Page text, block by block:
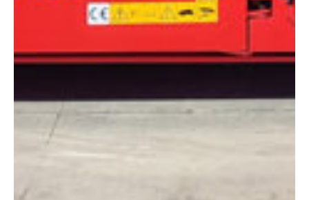
LGMG AS1012E